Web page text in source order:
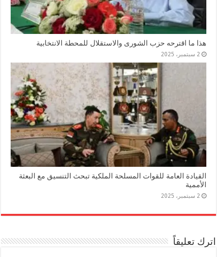
هذا ما اقترحه حزب الشورى والاستقلال للمحطة الانتخابية
2 سبتمبر، 2025
القيادة العامة للقوات المسلحة الملكية تبحث التنسيق مع البعثة
الأممية
2 سبتمبر، 2025
اترك تعليقاً